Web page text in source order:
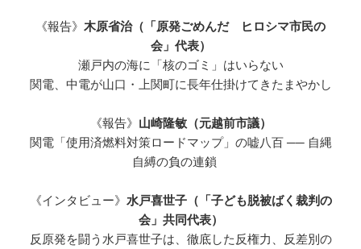
《報告》 木原省治（「原発ごめんだ ヒロシマ市民の
会」代表）
瀬戸内の海に「核のゴミ」はいらない
関電、中電が山口・上関町に長年仕掛けてきたまやかし
《報告》 山崎隆敏（元越前市議）
関電「使用済燃料対策ロードマップ」の嘘八百 ── 自縄
自縛の負の連鎖
《インタビュー》 水戸喜世子（「子ども脱被ばく裁判の
会」共同代表）
反原発を闘う水戸喜世子は、徹底した反権力、反差別の